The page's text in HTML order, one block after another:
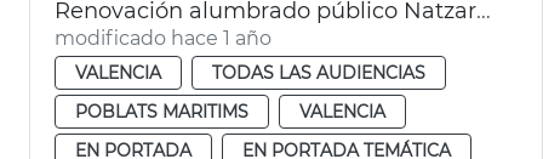
Renovación alumbrado público Natzaret
modificado hace 1 año
VALENCIA
TODAS LAS AUDIENCIAS
POBLATS MARITIMS
VALENCIA
EN PORTADA
EN PORTADA TEMÁTICA